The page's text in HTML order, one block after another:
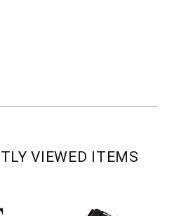
VIEWED ITEMS